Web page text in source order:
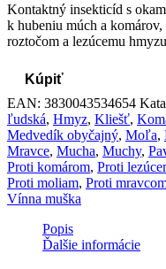
Kontaktný insekticíd s
k hubeniu múch a
roztočom a lezúcemu hmyzu
Kúpiť
EAN: 3830043534654
ľudská, Hmyz, Kliešť,
Medvedík obyčajný, Moľa,
Mravce, Mucha, Muchy,
Proti komárom, Proti
Proti moliam, Proti
Vínna muška
Popis
Ďalšie informácie